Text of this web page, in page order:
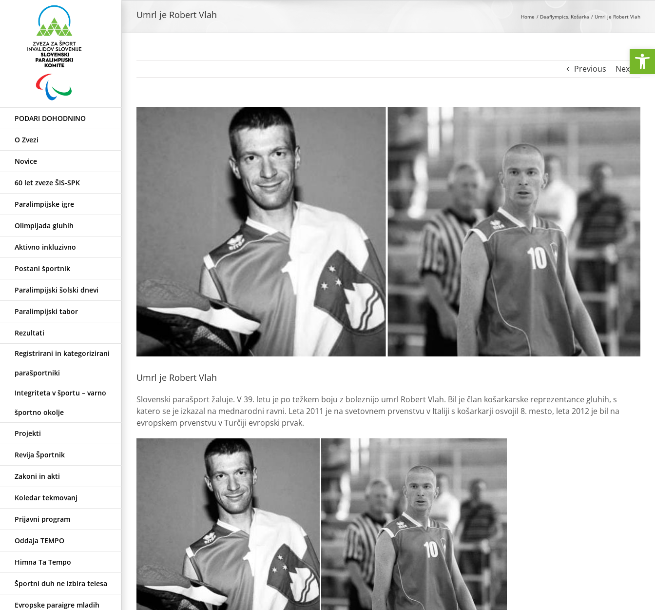
PODARI DOHODNINO
O Zvezi
Novice
60 let zveze ŠIS-SPK
Paralimpijske igre
Olimpijada gluhih
Aktivno inkluzivno
Postani športnik
Paralimpijski šolski dnevi
Paralimpijski tabor
Rezultati
Registrirani in kategorizirani
parašportniki
Integriteta v športu – varno
športno okolje
Projekti
Revija Športnik
Zakoni in akti
Koledar tekmovanj
Prijavni program
Oddaja TEMPO
Himna Ta Tempo
Športni duh ne izbira telesa
Evropske paraigre mladih
Umrl je Robert Vlah Home Deaflympics Košarka Umrl je Robert Vlah
Previous Next
Umrl je Robert Vlah
Slovenski parašport žaluje. V 39. letu je po težkem boju z boleznijo umrl Robert Vlah. Bil je član košarkarske reprezentance gluhih, s
katero se je izkazal na mednarodni ravni. Leta 2011 je na svetovnem prvenstvu v Italiji s košarkarji osvojil 8. mesto, leta 2012 je bil na
evropskem prvenstvu v Turčiji evropski prvak.